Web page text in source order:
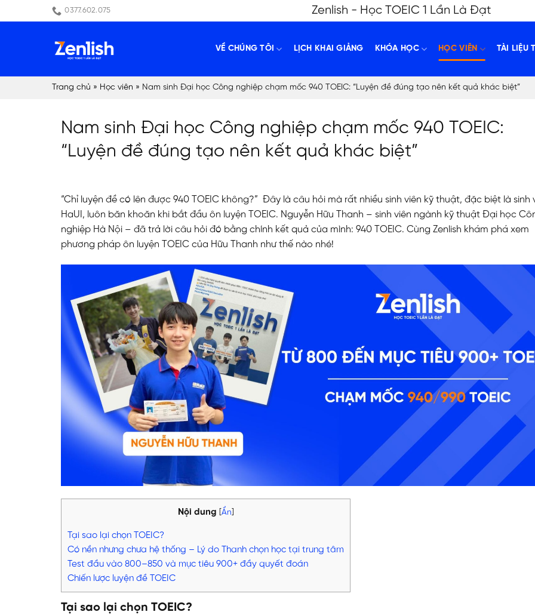
to
0377.602.075 Zenlish - Học TOEIC 1 Lần Là Đạt
VỀ CHÚNG TÔI LỊCH KHAI GIẢNG KHÓA HỌC HỌC VIÊN TÀI LIỆU
Trang chủ » Học viên » Nam sinh Đại học Công nghiệp chạm mốc 940 TOEIC: “Luyện đề đúng tạo nên kết quả khác biệt”
Nam sinh Đại học Công nghiệp chạm mốc 940 TOEIC:
“Luyện đề đúng tạo nên kết quả khác biệt”
“Chỉ luyện đề có lên được 940 TOEIC không?” Đây là câu hỏi mà rất nhiều sinh viên kỹ thuật, đặc biệt là sinh
HaUI, luôn băn khoăn khi bắt đầu ôn luyện TOEIC. Nguyễn Hữu Thanh – sinh viên ngành kỹ thuật Đại học
nghiệp Hà Nội – đã trả lời câu hỏi đó bằng chính kết quả của mình: 940 TOEIC. Cùng Zenlish khám phá xem
phương pháp ôn luyện TOEIC của Hữu Thanh như thế nào nhé!
Nội dung Ẩn
Tại sao lại chọn TOEIC?
Có nền nhưng chưa hệ thống – Lý do Thanh chọn học tại trung tâm
Test đầu vào 800–850 và mục tiêu 900+ đầy quyết đoán
Chiến lược luyện đề TOEIC
Tại sao lại chọn TOEIC?